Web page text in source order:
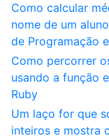
Como calcular
nome de um
de Programação
Como percorrer
usando a função
Ruby
Um laço for que
inteiros e mostra